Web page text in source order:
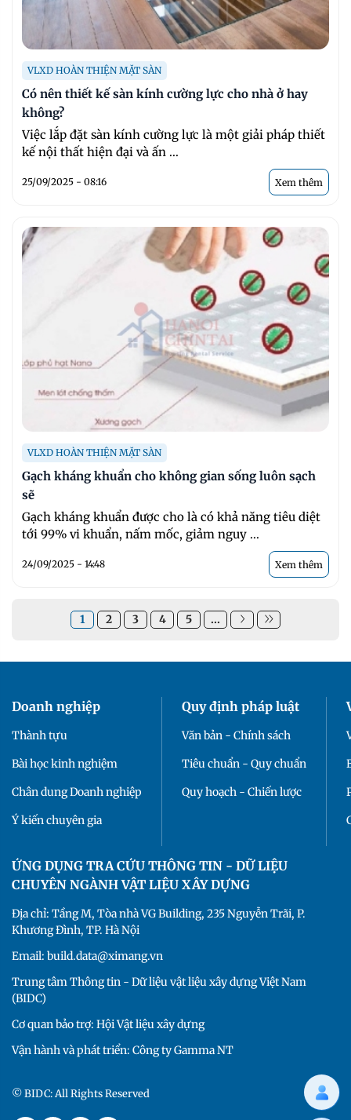
VLXD HOÀN THIỆN MẶT SÀN
Có nên thiết kế sàn kính cường lực cho nhà ở hay
không?
Việc lắp đặt sàn kính cường lực là một giải pháp thiết
kế nội thất hiện đại và ấn ...
25/09/2025 - 08:16 Xem thêm
VLXD HOÀN THIỆN MẶT SÀN
Gạch kháng khuẩn cho không gian sống luôn sạch
sẽ
Gạch kháng khuẩn được cho là có khả năng tiêu diệt
tới 99% vi khuẩn, nấm mốc, giảm nguy ...
24/09/2025 - 14:48 Xem thêm
1 2 3 4 5 ...
Doanh nghiệp
Thành tựu
Bài học kinh nghiệm
Chân dung Doanh nghiệp
Ý kiến chuyên gia
Quy định pháp luật
Văn bản - Chính sách
Tiêu chuẩn - Quy chuẩn
Quy hoạch - Chiến lược
ỨNG DỤNG TRA CỨU THÔNG TIN - DỮ LIỆU
CHUYÊN NGÀNH VẬT LIỆU XÂY DỰNG
Địa chỉ: Tầng M, Tòa nhà VG Building, 235 Nguyễn Trãi, P.
Khương Đình, TP. Hà Nội
Email: build.data@ximang.vn
Trung tâm Thông tin - Dữ liệu vật liệu xây dựng Việt Nam
(BIDC)
Cơ quan bảo trợ: Hội Vật liệu xây dựng
Vận hành và phát triển: Công ty Gamma NT
© BIDC: All Rights Reserved